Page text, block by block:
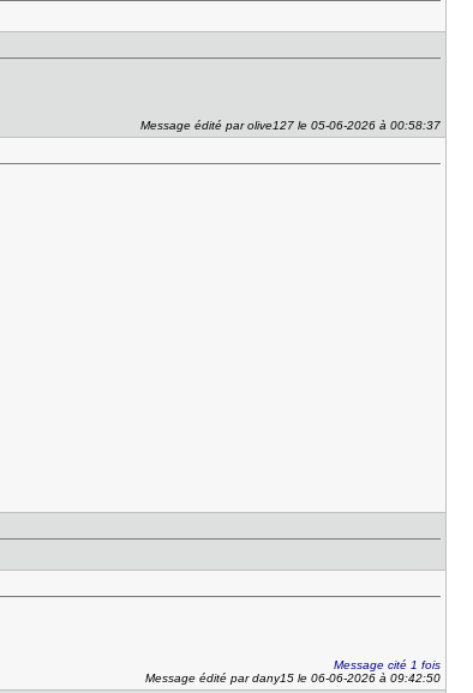
Message édité par olive127 le 05-06-2026 à 00:58:37
Message cité 1 fois
Message édité par dany15 le 06-06-2026 à 09:42:50